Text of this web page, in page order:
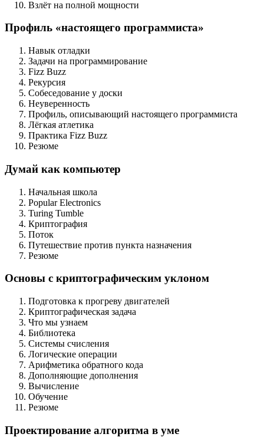
Взлёт на полной мощности
Профиль «настоящего программиста»
Навык отладки
Задачи на программирование
Fizz Buzz
Рекурсия
Собеседование у доски
Неуверенность
Профиль, описывающий настоящего программиста
Лёгкая атлетика
Практика Fizz Buzz
Резюме
Думай как компьютер
Начальная школа
Popular Electronics
Turing Tumble
Криптография
Поток
Путешествие против пункта назначения
Резюме
Основы с криптографическим уклоном
Подготовка к прогреву двигателей
Криптографическая задача
Что мы узнаем
Библиотека
Системы счисления
Логические операции
Арифметика обратного кода
Дополняющие дополнения
Вычисление
Обучение
Резюме
Проектирование алгоритма в уме